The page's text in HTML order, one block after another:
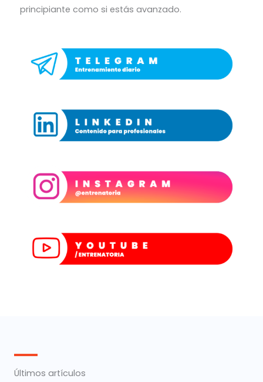
principiante como si estás avanzado.
Últimos artículos